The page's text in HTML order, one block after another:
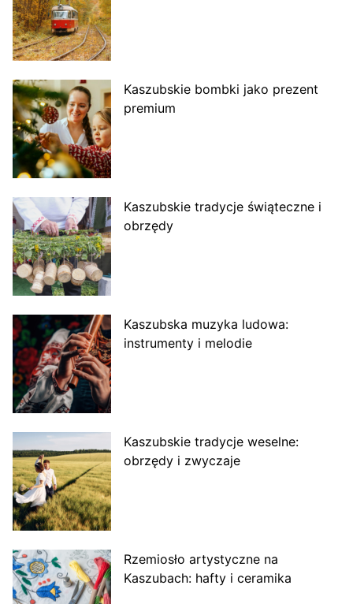
Kaszubskie bombki jako prezent
premium
Kaszubskie tradycje świąteczne i
obrzędy
Kaszubska muzyka ludowa:
instrumenty i melodie
Kaszubskie tradycje weselne:
obrzędy i zwyczaje
Rzemiosło artystyczne na
Kaszubach: hafty i ceramika